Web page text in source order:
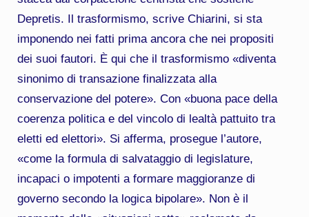
Depretis. Il trasformismo, scrive Chiarini, si sta
imponendo nei fatti prima ancora che nei propositi
dei suoi fautori. È qui che il trasformismo «diventa
sinonimo di transazione finalizzata alla
conservazione del potere». Con «buona pace della
coerenza politica e del vincolo di lealtà pattuito tra
eletti ed elettori». Si afferma, prosegue l’autore,
«come la formula di salvataggio di legislature,
incapaci o impotenti a formare maggioranze di
governo secondo la logica bipolare». Non è il